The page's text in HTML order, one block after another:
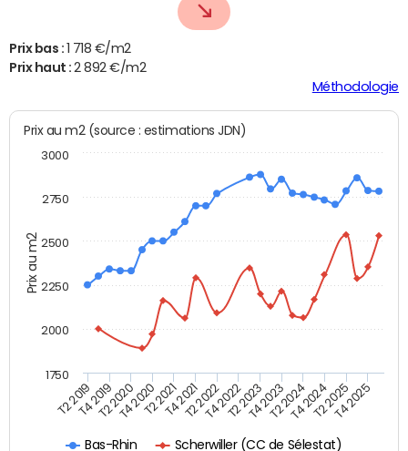
Prix bas : 1 718 €/m2
Prix haut :2 892 €/m2
Méthodologie
Prix au m2
Prix au m2 (source : estimations JDN)
Bas-Rhin Scherwiller (CC de Sélestat)
T2 2019T4 2019T2 2020T4 2020T2 2021T4 2021T2 2022T4 2022T2 2023T4 2023T2 2024T4 2024T2 2025T4 2025
1750
2000
2250
2500
2750
3000